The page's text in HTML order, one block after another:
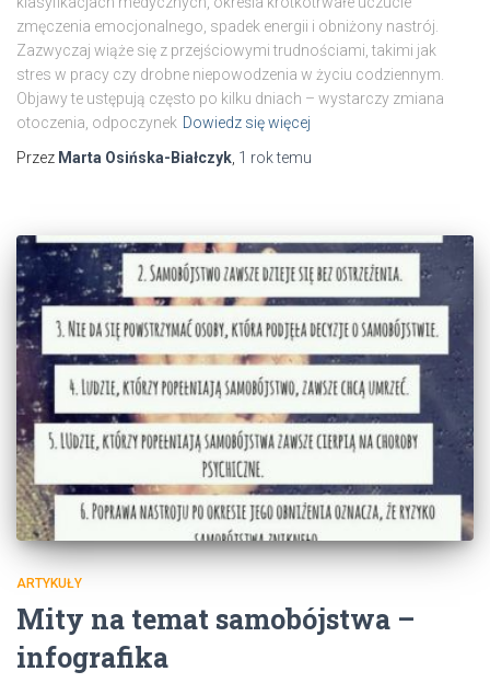
zmęczenia emocjonalnego, spadek energii i obniżony nastrój.
Zazwyczaj wiąże się z przejściowymi trudnościami, takimi jak
stres w pracy czy drobne niepowodzenia w życiu codziennym.
Objawy te ustępują często po kilku dniach – wystarczy zmiana
otoczenia, odpoczynek Dowiedz się więcej
Przez Marta Osińska-Białczyk 1 roktemu
ARTYKUŁY
Mity na temat samobójstwa –
infografika